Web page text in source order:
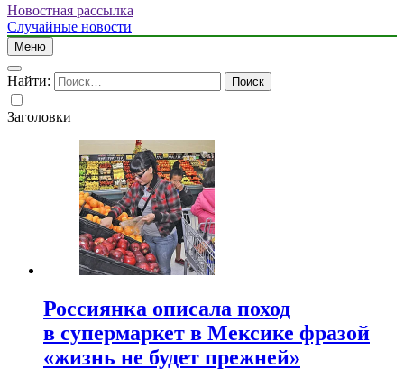
Новостная рассылка
Случайные новости
Меню
Найти:
Заголовки
Россиянка описала поход
в супермаркет в Мексике фразой
«жизнь не будет прежней»